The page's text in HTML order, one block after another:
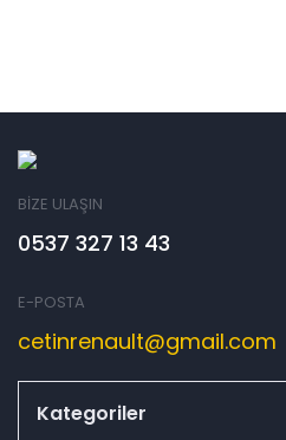
BİZE ULAŞIN
0537 327 13 43
E-POSTA
cetinrenault@gmail.com
Kategoriler